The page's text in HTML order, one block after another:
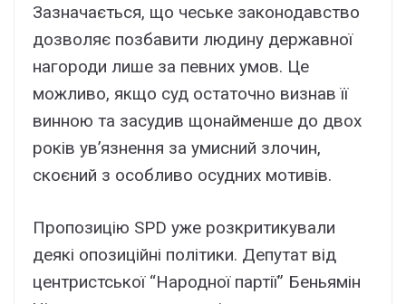
Зазначається, що чеське законодавство
дозволяє позбавити людину державної
нагороди лише за певних умов. Це
можливо, якщо суд остаточно визнав її
винною та засудив щонайменше до двох
років ув’язнення за умисний злочин,
скоєний з особливо осудних мотивів.
Пропозицію SPD уже розкритикували
деякі опозиційні політики. Депутат від
центристської “Народної партії” Беньямін